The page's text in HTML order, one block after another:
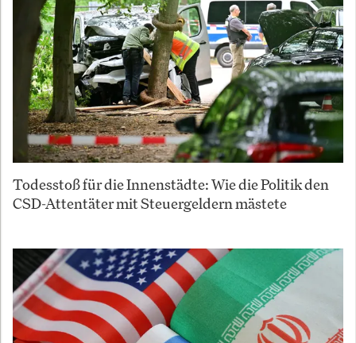
Todesstoß für die Innenstädte: Wie die Politik den
CSD-Attentäter mit Steuergeldern mästete